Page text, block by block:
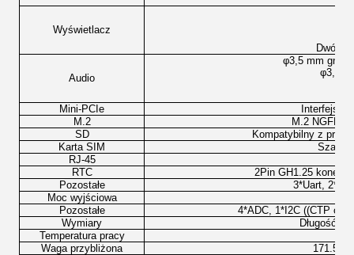
Wyświetlacz
Audio
φ3,5 mm
φ3,5
Mini-PCIe
Interfejs
M.2
M.2 NGFF
SD
Kompatybilny z
Karta SIM
Szat
RJ-45
RTC
2Pin GH1.25
Pozostałe
3*Uart,
Moc wyjściowa
Pozostałe
4*ADC, 1*I2C ((CTP
Wymiary
Długość *
Temperatura pracy
Waga przybliżona
171.5g